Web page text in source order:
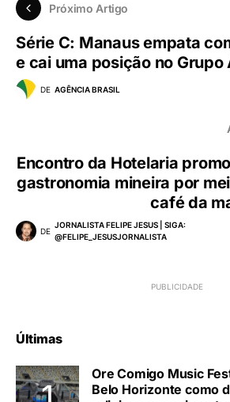
Próximo Artigo
Série C: Manaus empata
e cai uma posição no Grupo
DE AGÊNCIA BRASIL
Encontro da Hotelaria
gastronomia mineira por
café da
DE
JORNALISTA FELIPE JESUS | SIGA:
@FELIPE_JESUSJORNALISTA
Últimas
Ore Comigo Music
Belo Horizonte como